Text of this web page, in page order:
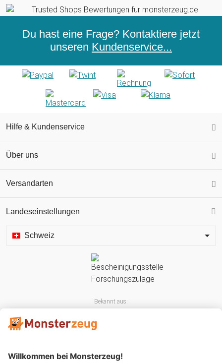
Du hast eine Frage? Kontaktiere jetzt
unseren Kundenservice...
Hilfe & Kundenservice
Über uns
Versandarten
Landeseinstellungen
Schweiz
Bekannt aus: